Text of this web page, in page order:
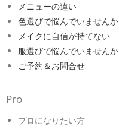
メニューの違い
色選びで悩んでいませんか
メイクに自信が持てない
服選びで悩んでいませんか
ご予約＆お問合せ
Pro
プロになりたい方